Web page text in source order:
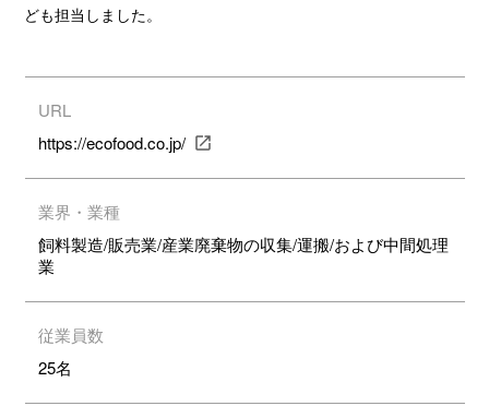
ども担当しました。
URL
https://ecofood.co.jp/
業界・業種
飼料製造/販売業/産業廃棄物の収集/運搬/および中間処理
業
従業員数
25名